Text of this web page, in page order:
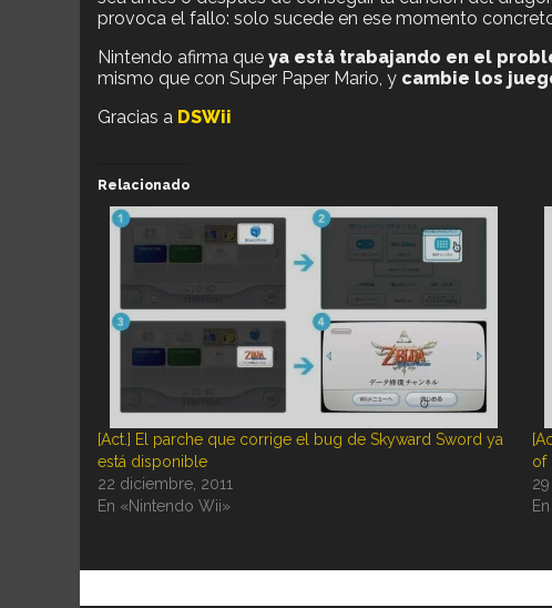
provoca el fallo: solo sucede en ese momento
Nintendo afirma que ya está trabajando en el
mismo que con Super Paper Mario, y cambie los
Gracias a DSWii
Relacionado
[Act.] El parche que corrige el bug de Skyward Sword ya
está disponible
22 diciembre, 2011
En «Nintendo Wii»
of